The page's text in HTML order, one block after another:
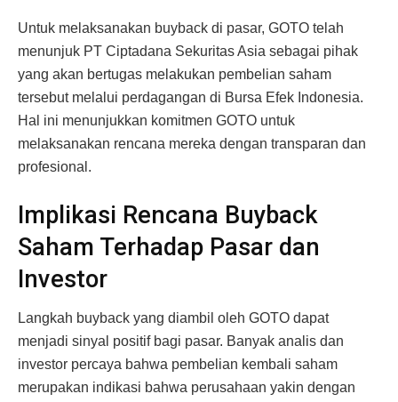
Untuk melaksanakan buyback di pasar, GOTO telah
menunjuk PT Ciptadana Sekuritas Asia sebagai pihak
yang akan bertugas melakukan pembelian saham
tersebut melalui perdagangan di Bursa Efek Indonesia.
Hal ini menunjukkan komitmen GOTO untuk
melaksanakan rencana mereka dengan transparan dan
profesional.
Implikasi Rencana Buyback
Saham Terhadap Pasar dan
Investor
Langkah buyback yang diambil oleh GOTO dapat
menjadi sinyal positif bagi pasar. Banyak analis dan
investor percaya bahwa pembelian kembali saham
merupakan indikasi bahwa perusahaan yakin dengan